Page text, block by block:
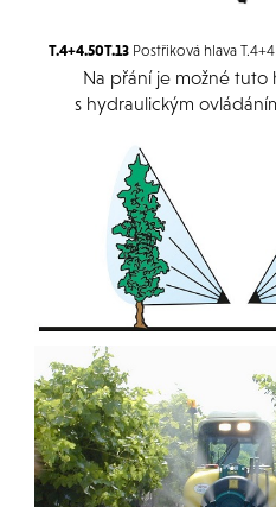
T.4+4.50T.13 Postřiková hlava
Na přání je možné
s hydraulickým